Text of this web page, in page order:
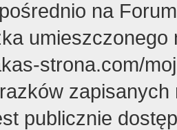
na
strona.com/
publicznie